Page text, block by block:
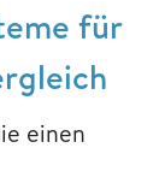
für
einen